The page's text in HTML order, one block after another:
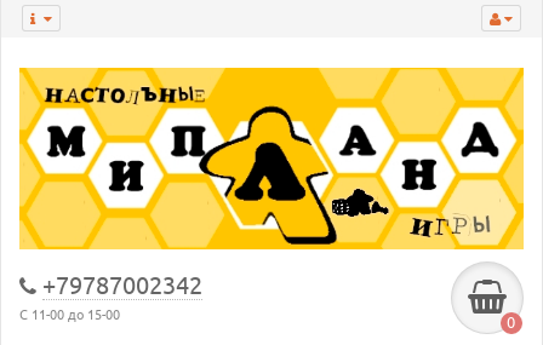
+79787002342
С 11-00 до 15-00 0